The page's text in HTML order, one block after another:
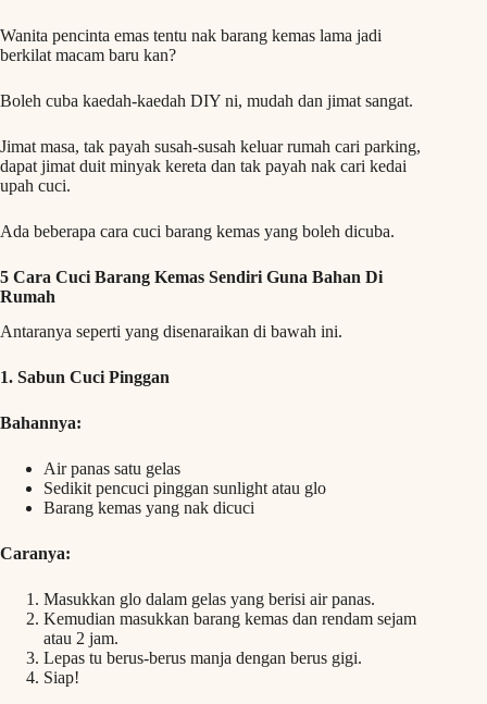
Wanita pencinta emas tentu nak barang kemas lama jadi
berkilat macam baru kan?
Boleh cuba kaedah-kaedah DIY ni, mudah dan jimat sangat.
Jimat masa, tak payah susah-susah keluar rumah cari parking,
dapat jimat duit minyak kereta dan tak payah nak cari kedai
upah cuci.
Ada beberapa cara cuci barang kemas yang boleh dicuba.
5 Cara Cuci Barang Kemas Sendiri Guna Bahan Di
Rumah
Antaranya seperti yang disenaraikan di bawah ini.
1. Sabun Cuci Pinggan
Bahannya:
Air panas satu gelas
Sedikit pencuci pinggan sunlight atau glo
Barang kemas yang nak dicuci
Caranya:
Masukkan glo dalam gelas yang berisi air panas.
Kemudian masukkan barang kemas dan rendam sejam
atau 2 jam.
Lepas tu berus-berus manja dengan berus gigi.
Siap!